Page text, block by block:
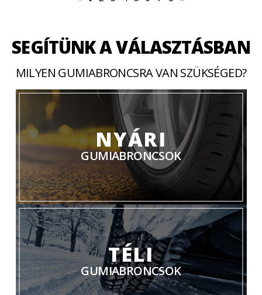
SEGÍTÜNK A VÁLASZTÁSBAN
MILYEN GUMIABRONCSRA VAN SZÜKSÉGED?
NYÁRI
GUMIABRONCSOK
TÉLI
GUMIABRONCSOK